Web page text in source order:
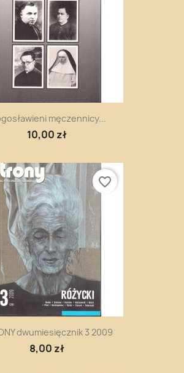
męczennicy...
10,00 zł
dwumiesięcznik 3 2009
8,00 zł
favorite_border